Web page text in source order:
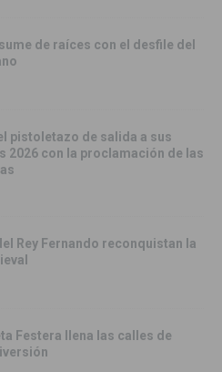
de raíces con el desfile del
pistoletazo de salida a sus
2026 con la proclamación de las
Rey Fernando reconquistan la
Festera llena las calles de